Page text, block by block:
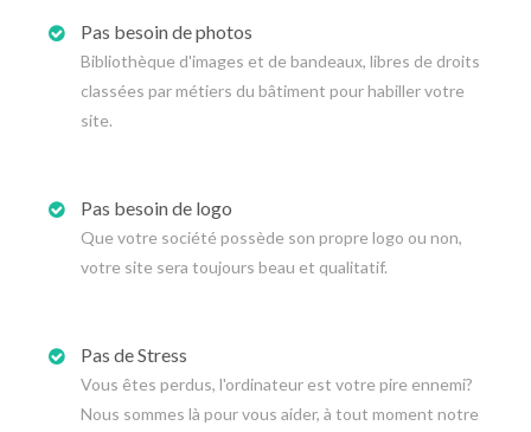
Pas besoin de photos
Bibliothèque d'images et de bandeaux, libres de droits
classées par métiers du bâtiment pour habiller votre
site.
Pas besoin de logo
Que votre société possède son propre logo ou non,
votre site sera toujours beau et qualitatif.
Pas de Stress
Vous êtes perdus, l'ordinateur est votre pire ennemi?
Nous sommes là pour vous aider, à tout moment notre